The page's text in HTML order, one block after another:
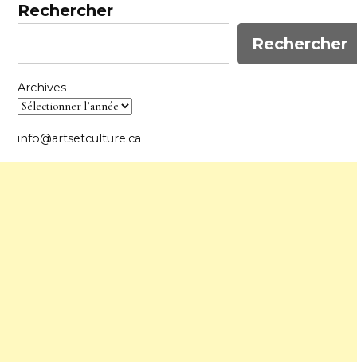
Rechercher
Rechercher
Archives
info@artsetculture.ca